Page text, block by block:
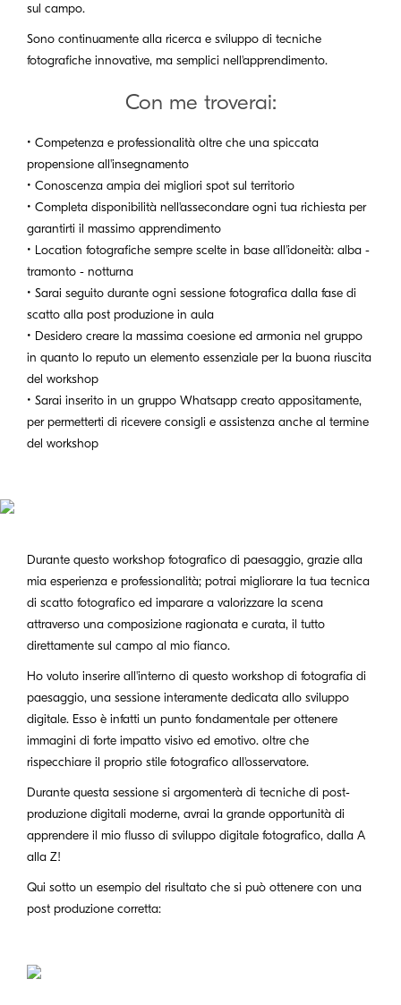
sul campo.
Sono continuamente alla ricerca e sviluppo di tecniche
fotografiche innovative, ma semplici nell'apprendimento.
Con me troverai:
• Competenza e professionalità oltre che una spiccata
propensione all'insegnamento
• Conoscenza ampia dei migliori spot sul territorio
• Completa disponibilità nell'assecondare ogni tua richiesta per
garantirti il massimo apprendimento
• Location fotografiche sempre scelte in base all'idoneità: alba -
tramonto - notturna
• Sarai seguito durante ogni sessione fotografica dalla fase di
scatto alla post produzione in aula
• Desidero creare la massima coesione ed armonia nel gruppo
in quanto lo reputo un elemento essenziale per la buona riuscita
del workshop
• Sarai inserito in un gruppo Whatsapp creato appositamente,
per permetterti di ricevere consigli e assistenza anche al termine
del workshop
Durante questo workshop fotografico di paesaggio, grazie alla
mia esperienza e professionalità; potrai migliorare la tua tecnica
di scatto fotografico ed imparare a valorizzare la scena
attraverso una composizione ragionata e curata, il tutto
direttamente sul campo al mio fianco.
Ho voluto inserire all'interno di questo workshop di fotografia di
paesaggio, una sessione interamente dedicata allo sviluppo
digitale. Esso è infatti un punto fondamentale per ottenere
immagini di forte impatto visivo ed emotivo. oltre che
rispecchiare il proprio stile fotografico all'osservatore.
Durante questa sessione si argomenterà di tecniche di post-
produzione digitali moderne, avrai la grande opportunità di
apprendere il mio flusso di sviluppo digitale fotografico, dalla A
alla Z!
Qui sotto un esempio del risultato che si può ottenere con una
post produzione corretta: